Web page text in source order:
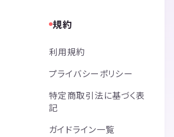
規約
利用規約
プライバシーポリシー
特定商取引法に基づく表
記
ガイドライン一覧